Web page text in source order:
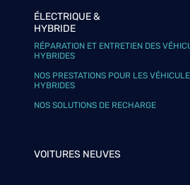
ÉLECTRIQUE &
HYBRIDE
RÉPARATION ET ENTRETIEN DES
HYBRIDES
NOS PRESTATIONS POUR LES
HYBRIDES
NOS SOLUTIONS DE RECHARGE
VOITURES NEUVES